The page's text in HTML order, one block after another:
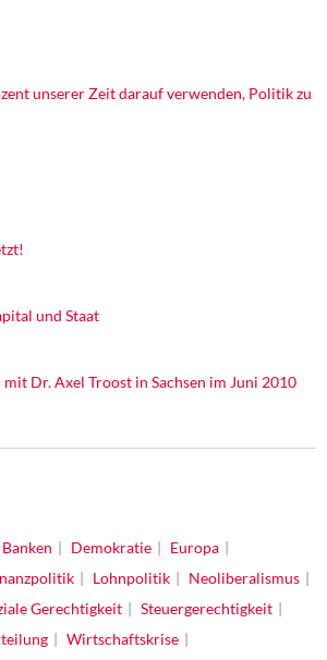
unserer Zeit darauf verwenden, Politik zu
und Staat
Dr. Axel Troost in Sachsen im Juni 2010
Banken Demokratie
Europa
Lohnpolitik
Neoliberalismus
Gerechtigkeit
Steuergerechtigkeit
Wirtschaftskrise